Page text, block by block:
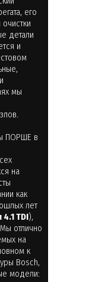
его
детали
и
мы
ПОРШЕ в
на
как
лет
TDI),
отлично
на
к
Bosch,
модели: